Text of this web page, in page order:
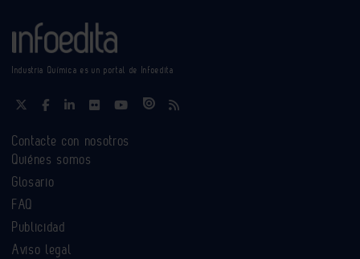
Industria Química es un portal de Infoedita
Contacte con nosotros
Quiénes somos
Glosario
FAQ
Publicidad
Aviso legal